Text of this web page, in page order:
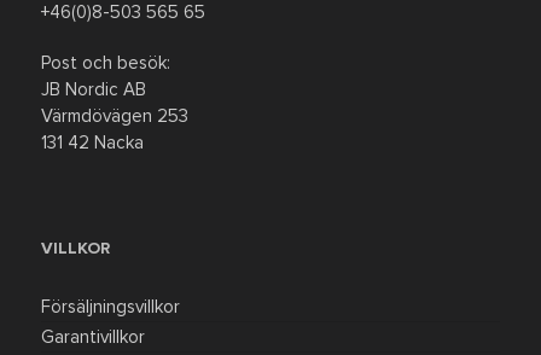
+46(0)8-503 565 65
Post och besök:
JB Nordic AB
Värmdövägen 253
131 42 Nacka
VILLKOR
Försäljningsvillkor
Garantivillkor